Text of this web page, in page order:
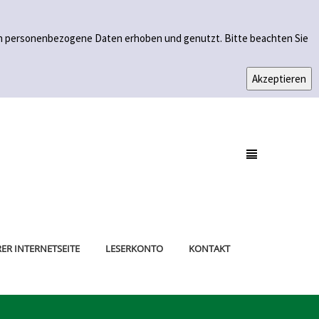
Daten erhoben und genutzt. Bitte beachten Sie
INTERNETSEITE LESERKONTO KONTAKT